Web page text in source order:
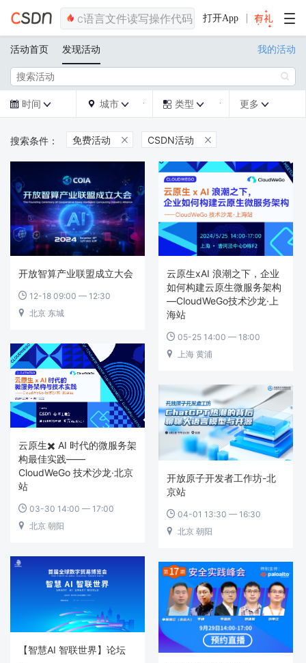
打开App
活动首页 发现活动 我的活动

 时间   城市   类型  更多 
免费活动  CSDN活动 
开放智算产业联盟成立大会
 12-18 09:00 — 12:30
 北京 东城
云原生xAI 浪潮之下，企业
如何构建云原生微服务架构
—CloudWeGo技术沙龙·上
海站
 05-25 14:00 — 18:00
 上海 黄浦
云原生✖️ AI 时代的微服务架
构最佳实践——
CloudWeGo 技术沙龙·北京
站
 03-30 14:00 — 17:00
 北京 朝阳
开放原子开发者工作坊-北
京站
 04-01 13:30 — 16:30
 北京 朝阳
【智慧AI 智联世界】论坛